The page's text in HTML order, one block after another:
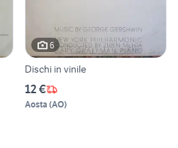
6
Dischi in vinile
12 €
Aosta (AO)